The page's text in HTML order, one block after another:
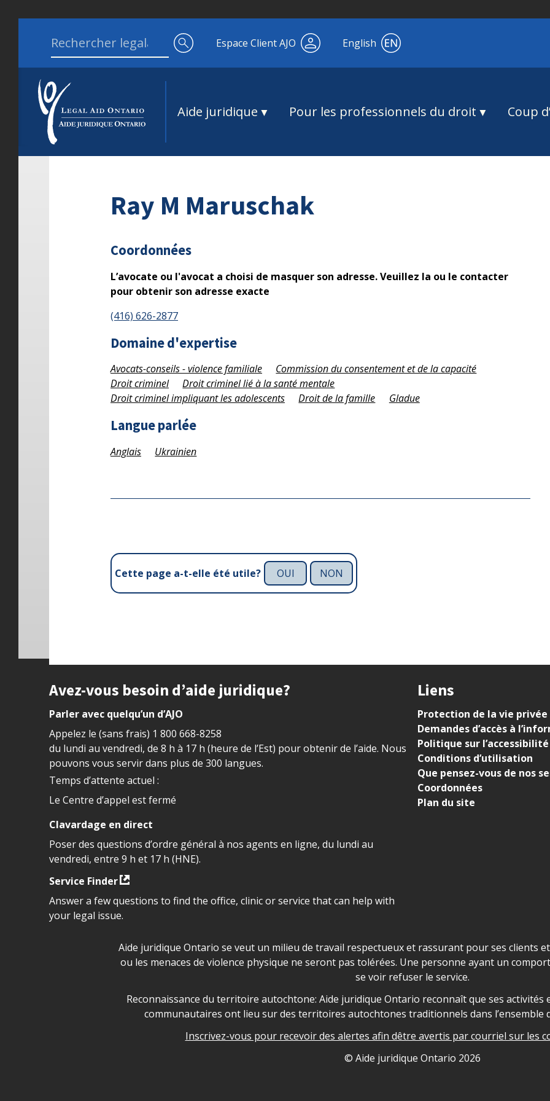
Search for:
Espace Client AJO English
Aide juridique Pour les professionnels du droit Coup
Ray M Maruschak
Coordonnées
L’avocate ou l'avocat a choisi de masquer son adresse. Veuillez la ou le contacter
pour obtenir son adresse exacte
(416) 626-2877
Domaine d'expertise
Avocats-conseils - violence familiale
Commission du consentement et de la capacité
Droit criminel
Droit criminel lié à la santé mentale
Droit criminel impliquant les adolescents
Droit de la famille Gladue
Langue parlée
Anglais Ukrainien
Cette page a-t-elle été utile? OUI NON
Site footer
Avez-vous besoin d’aide juridique?
Parler avec quelqu’un d’AJO
Appelez le (sans frais) 1 800 668-8258
du lundi au vendredi, de 8 h à 17 h (heure de l’Est) pour obtenir de l’aide. Nous
pouvons vous servir dans plus de 300 langues.
Temps d’attente actuel :
Le Centre d’appel est fermé
Clavardage en direct
Poser des questions d’ordre général à nos agents en ligne, du lundi au
vendredi, entre 9 h et 17 h (HNE).
Service Finder
Answer a few questions to find the office, clinic or service that can help with
your legal issue.
Liens
Protection de la vie privée
Demandes d’accès à
Politique sur l’accessibilité
Conditions d’utilisation
Que pensez-vous de nos
Coordonnées
Plan du site
Déclaration sur la sécurité dans les locaux d'AJO.
Aide juridique Ontario se veut un milieu de travail respectueux et rassurant pour ses clients
ou les menaces de violence physique ne seront pas tolérées. Une personne ayant un
se voir refuser le service.
Legal Aid Ontario land acknowledgement
Reconnaissance du territoire autochtone: Aide juridique Ontario reconnaît que ses activités
communautaires ont lieu sur des territoires autochtones traditionnels dans l’ensemble
Inscrivez-vous pour recevoir des alertes afin dêtre avertis par courriel sur les
© Aide juridique Ontario 2026